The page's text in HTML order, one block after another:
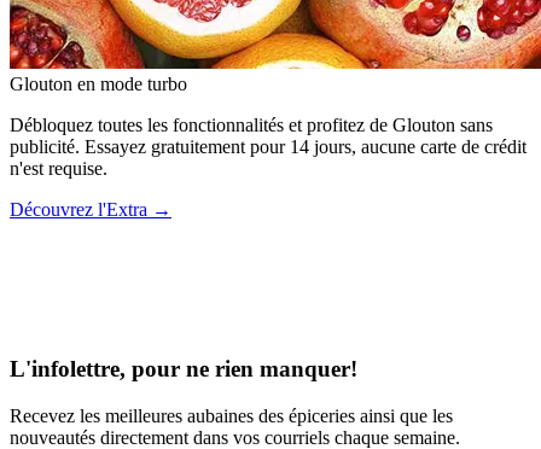
Glouton en mode turbo
Débloquez toutes les fonctionnalités et profitez de Glouton sans
publicité. Essayez gratuitement pour 14 jours, aucune carte de crédit
n'est requise.
Découvrez l'Extra →
L'infolettre, pour ne rien manquer!
Recevez les meilleures aubaines des épiceries ainsi que les
nouveautés directement dans vos courriels chaque semaine.